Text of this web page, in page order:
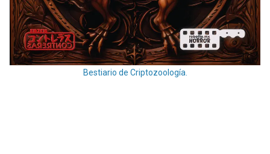
Bestiario de Criptozoología.